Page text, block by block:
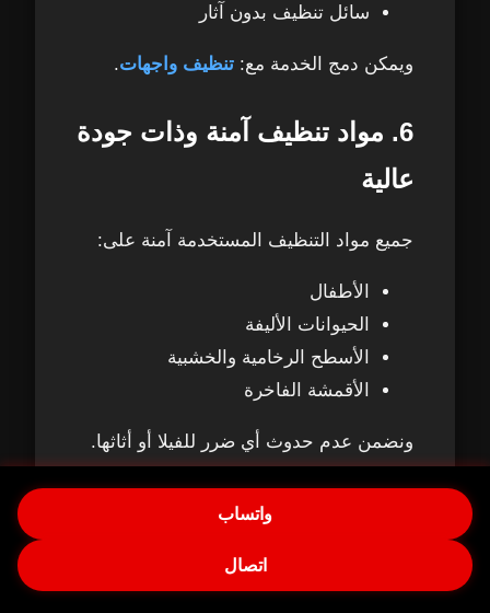
سائل تنظيف بدون آثار
ويمكن دمج الخدمة مع: تنظيف واجهات.
6. مواد تنظيف آمنة وذات جودة
عالية
جميع مواد التنظيف المستخدمة آمنة على:
الأطفال
الحيوانات الأليفة
الأسطح الرخامية والخشبية
الأقمشة الفاخرة
ونضمن عدم حدوث أي ضرر للفيلا أو أثاثها.
كل هذه المعدات هدفها واحد:تقديم نتيجة
ممتازة تجعل فيلتك في شخبوط نظيفة،
واتساب
اتصال